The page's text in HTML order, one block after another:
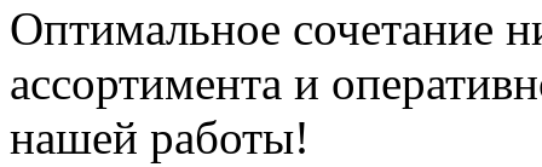
Оптимальное сочетание
ассортимента и
нашей работы!